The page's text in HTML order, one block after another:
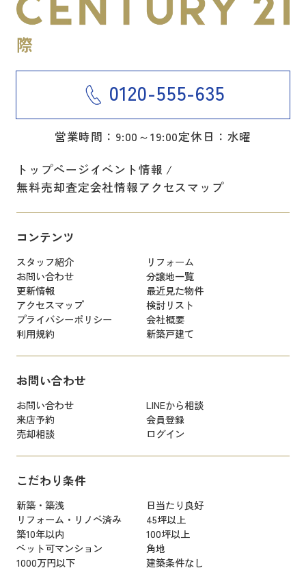
0120-555-635
営業時間：9:00～19:00定休日：水曜
トップページイベント情報
無料売却査定会社情報アクセスマップ
コンテンツ
スタッフ紹介
リフォーム
お問い合わせ
分譲地一覧
更新情報
最近見た物件
アクセスマップ
検討リスト
プライバシーポリシー
会社概要
利用規約
新築戸建て
お問い合わせ
お問い合わせ
LINEから相談
来店予約
会員登録
売却相談
ログイン
こだわり条件
新築・築浅
日当たり良好
リフォーム・リノベ済み
45坪以上
築10年以内
100坪以上
ペット可マンション
角地
1000万円以下
建築条件なし